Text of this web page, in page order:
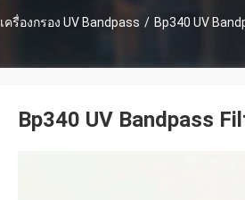
เครื่องกรอง UV Bandpass / Bp340 UV
Bp340 UV Bandpass